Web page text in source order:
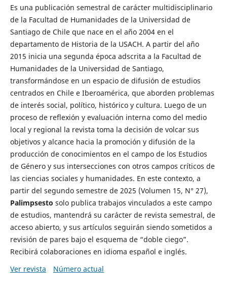
Es una publicación semestral de carácter multidisciplinario
de la Facultad de Humanidades de la Universidad de
Santiago de Chile que nace en el año 2004 en el
departamento de Historia de la USACH. A partir del año
2015 inicia una segunda época adscrita a la Facultad de
Humanidades de la Universidad de Santiago,
transformándose en un espacio de difusión de estudios
centrados en Chile e Iberoamérica, que aborden problemas
de interés social, político, histórico y cultura. Luego de un
proceso de reflexión y evaluación interna como del medio
local y regional la revista toma la decisión de volcar sus
objetivos y alcance hacia la promoción y difusión de la
producción de conocimientos en el campo de los Estudios
de Género y sus intersecciones con otros campos críticos de
las ciencias sociales y humanidades. En este contexto, a
partir del segundo semestre de 2025 (Volumen 15, N° 27),
Palimpsesto solo publica trabajos vinculados a este campo
de estudios, mantendrá su carácter de revista semestral, de
acceso abierto, y sus artículos seguirán siendo sometidos a
revisión de pares bajo el esquema de “doble ciego”.
Recibirá colaboraciones en idioma español e inglés.
Ver revista
Número actual